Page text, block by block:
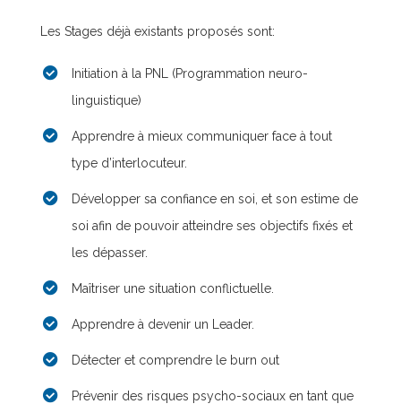
Les Stages déjà existants proposés sont:
Initiation à la PNL (Programmation neuro-
linguistique)
Apprendre à mieux communiquer face à tout
type d’interlocuteur.
Développer sa confiance en soi, et son estime de
soi afin de pouvoir atteindre ses objectifs fixés et
les dépasser.
Maîtriser une situation conflictuelle.
Apprendre à devenir un Leader.
Détecter et comprendre le burn out
Prévenir des risques psycho-sociaux en tant que